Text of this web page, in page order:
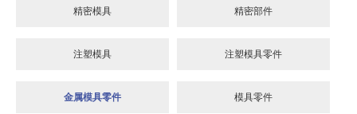
精密模具 精密部件
注塑模具 注塑模具零件
金属模具零件 模具零件